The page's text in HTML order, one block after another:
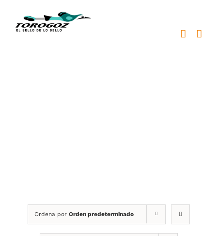
contenido
Ordena por Orden predeterminado